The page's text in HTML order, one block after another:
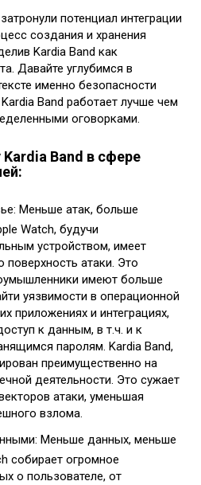
потенциал интеграции
создания и хранения
Kardia Band как
Давайте углубимся в
именно безопасности
Band работает лучше чем
оговорками.
Band в сфере
Меньше атак, больше
Watch, будучи
устройством, имеет
атаки. Это
имеют больше
уязвимости в операционной
приложениях и интеграциях,
к данным, в т.ч. и к
паролям. Kardia Band,
преимущественно на
деятельности. Это сужает
атаки, уменьшая
взлома.
Меньше данных, меньше
собирает огромное
о пользователе, от